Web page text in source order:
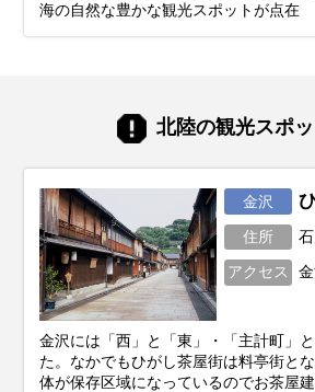
海の自然な豊かな観光スポットが点在
北陸の観光スポ
金沢
住所
アクセス
金沢には「西」と「東」・「主計町」
た。なかでもひがし茶屋街は料亭街と
体が保存区域になっているのでお茶屋建